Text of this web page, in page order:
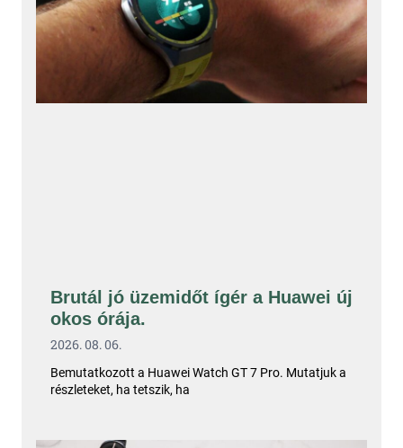
Brutál jó üzemidőt ígér a Huawei új
okos órája.
2026. 08. 06.
Bemutatkozott a Huawei Watch GT 7 Pro. Mutatjuk a
részleteket, ha tetszik, ha